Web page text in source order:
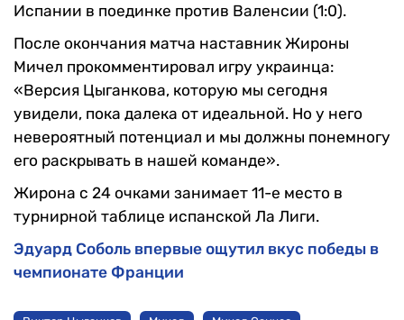
Испании в поединке против Валенсии (1:0).
После окончания матча наставник Жироны
Мичел прокомментировал игру украинца:
«Версия Цыганкова, которую мы сегодня
увидели, пока далека от идеальной. Но у него
невероятный потенциал и мы должны понемногу
его раскрывать в нашей команде».
Жирона с 24 очками занимает 11-е место в
турнирной таблице испанской Ла Лиги.
Эдуард Соболь впервые ощутил вкус победы в
чемпионате Франции